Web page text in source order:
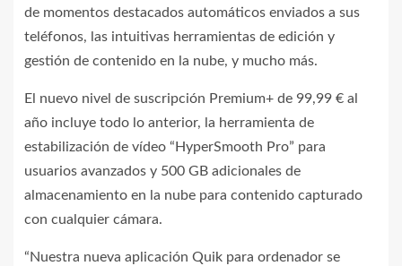
de momentos destacados automáticos enviados a sus
teléfonos, las intuitivas herramientas de edición y
gestión de contenido en la nube, y mucho más.
El nuevo nivel de suscripción Premium+ de 99,99 € al
año incluye todo lo anterior, la herramienta de
estabilización de vídeo “HyperSmooth Pro” para
usuarios avanzados y 500 GB adicionales de
almacenamiento en la nube para contenido capturado
con cualquier cámara.
“Nuestra nueva aplicación Quik para ordenador se